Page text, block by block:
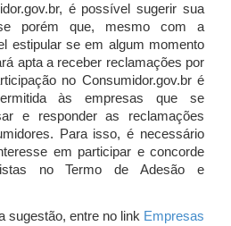
é possível sugerir sua
se porém que, mesmo com a
estipular se em algum momento
apta a receber reclamações por
no Consumidor.gov.br é
às empresas que se
e responder as reclamações
Para isso, é necessário
em participar e concorde
no Termo de Adesão e
sugestão, entre no link Empresas